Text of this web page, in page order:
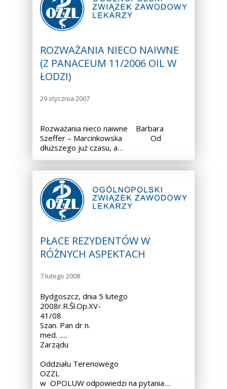
ROZWAŻANIA NIECO NAIWNE
(Z PANACEUM 11/2006 OIL W
ŁODZI)
29 stycznia 2007
Rozważania nieco naiwne Barbara
Szeffer – Marcinkowska Od
dłuższego już czasu, a…
PŁACE REZYDENTÓW W
RÓŻNYCH ASPEKTACH
7 lutego 2008
Bydgoszcz, dnia 5 lutego
2008r.R.Śl.Op.XV-
41/08
Szan. Pan dr n.
med. .....
Zarządu
Oddziału Terenowego
OZZL
w OPOLUW odpowiedzi na pytania…